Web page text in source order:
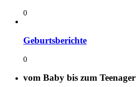
0
Geburtsberichte
0
vom Baby bis zum Teenager